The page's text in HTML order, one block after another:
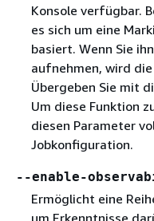
Konsole verfügbar.
es sich um eine
basiert. Wenn Sie
aufnehmen, wird
Übergeben Sie mit
Um diese Funktion
diesen Parameter
Jobkonfiguration.
--enable-
Ermöglicht eine
um Erkenntnisse